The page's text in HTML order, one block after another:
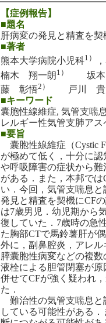
【症例報告】
■題名
肝病変の発見と精査を
■著者
熊本大学病院小児科1）
楠木 翔一朗 1）
坂本
藤 彰悟2）
戸川 貴
■キーワード
囊胞性線維症, 気管支喘
レルギー性気管支肺ア
■要旨
囊胞性線維症（Cystic
が極めて低く，十分に
や呼吸障害の症状から
がある．また，本邦で
い．今回，気管支喘息
発見と精査を契機にCF
は7歳男児．幼児期から
復していた．7歳時の急
た胸部CTで馬鈴薯肝が
外に，副鼻腔炎，アレ
膵囊胞性病変などの複
液栓による胆管閉塞が
併せてCFが強く疑われ
た．
難治性の気管支喘息と
している可能性がある